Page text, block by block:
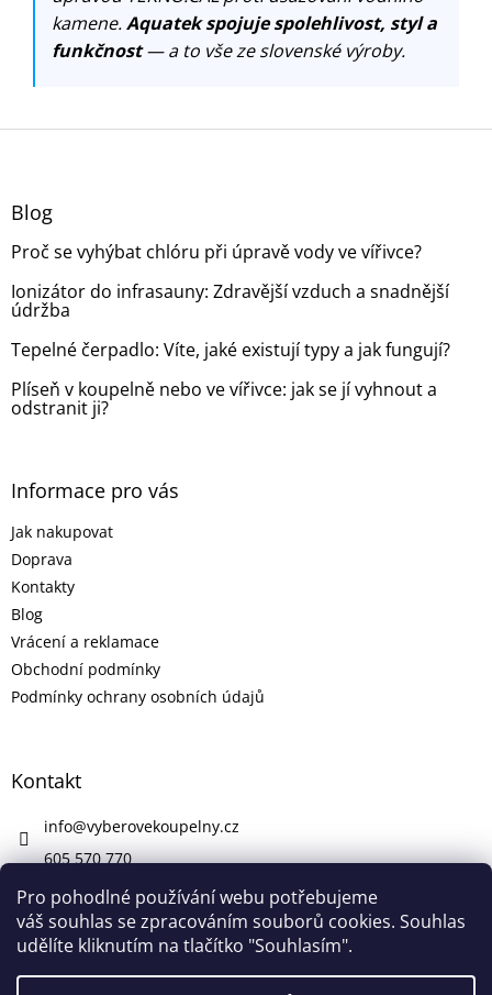
Pro pohodlné používání webu potřebujeme
váš souhlas se zpracováním souborů cookies. Souhlas
udělíte kliknutím na tlačítko "Souhlasím".
kamene.Aquatek spojuje spolehlivost, styl a
funkčnost— a to vše ze slovenské výroby.
Z
Blog
Proč se vyhýbat chlóru při úpravě vody ve vířivce?
Ionizátor do infrasauny: Zdravější vzduch a snadnější
údržba
Tepelné čerpadlo: Víte, jaké existují typy a jak fungují?
Plíseň v koupelně nebo ve vířivce: jak se jí vyhnout a
odstranit ji?
Informace pro vás
Jak nakupovat
Doprava
Kontakty
Blog
Vrácení a reklamace
Obchodní podmínky
Podmínky ochrany osobních údajů
Kontakt
info@vyberovekoupelny.cz
605 570 770
https://www.facebook.com/vyberovekoupelny/